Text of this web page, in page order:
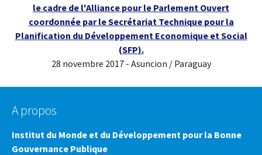
le cadre de l'Alliance pour le Parlement Ouvert
coordonnée par le Secrétariat Technique pour la
Planification du Développement Economique et Social
(SFP).
28 novembre 2017 - Asuncion / Paraguay
A propos
Institut du Monde et du Développement pour la Bonne
Gouvernance Publique